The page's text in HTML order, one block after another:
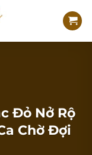
Đỏ Nở Rộ
Chờ Đợi